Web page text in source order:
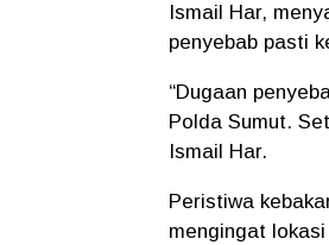
Ismail Har,
penyebab pasti
“Dugaan
Polda Sumut.
Ismail Har.
Peristiwa
mengingat